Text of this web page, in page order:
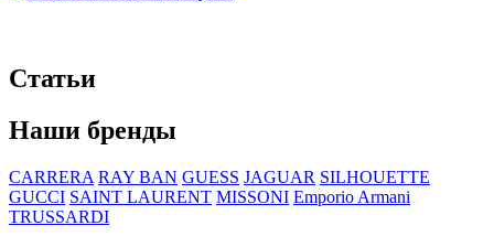
Статьи
Наши бренды
CARRERA RAY BAN GUESS JAGUAR SILHOUETTE
GUCCI SAINT LAURENT MISSONI Emporio Armani
TRUSSARDI